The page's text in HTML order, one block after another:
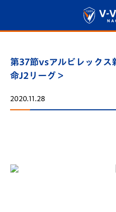
第37節vsアルビレック
命J2リーグ＞
2020.11.28